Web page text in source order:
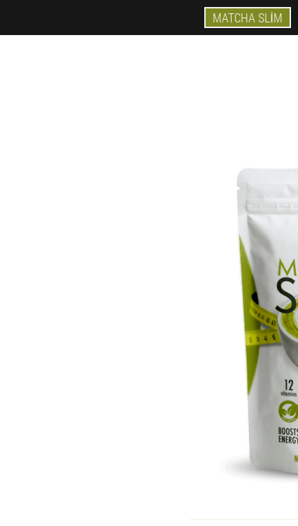
MATCHA SLIM